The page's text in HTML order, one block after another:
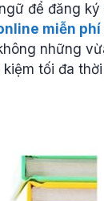
để đăng ký
miễn phí
những
tối đa